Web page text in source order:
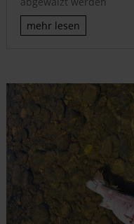
mehr lesen